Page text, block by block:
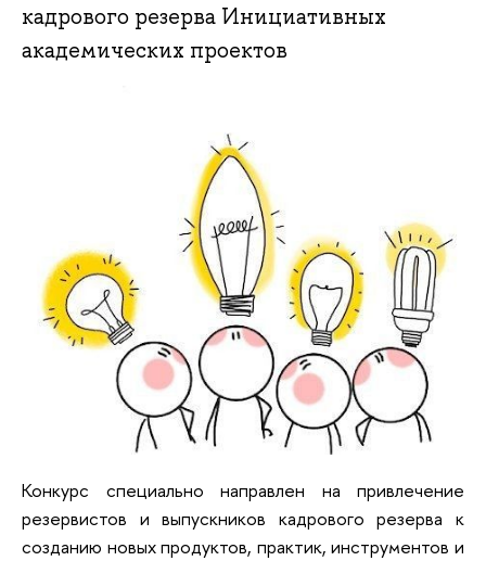
кадрового резерва Инициативных
академических проектов
Конкурс специально направлен на привлечение
резервистов и выпускников кадрового резерва к
созданию новых продуктов, практик, инструментов и